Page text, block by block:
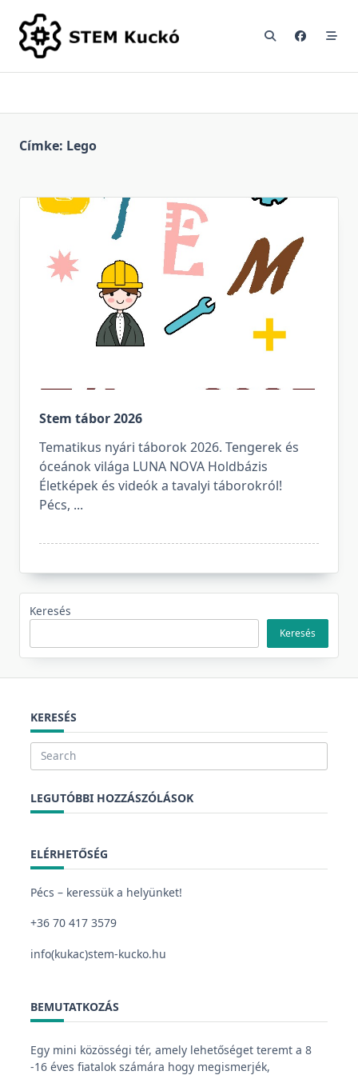
content
Címke: Lego
Stem tábor 2026
Tematikus nyári táborok 2026. Tengerek és
óceánok világa LUNA NOVA Holdbázis
Életképek és videók a tavalyi táborokról!
Pécs, ...
Keresés
Keresés
KERESÉS
Search
LEGUTÓBBI HOZZÁSZÓLÁSOK
ELÉRHETŐSÉG
Pécs – keressük a helyünket!
+36 70 417 3579
info(kukac)stem-kucko.hu
BEMUTATKOZÁS
Egy mini közösségi tér, amely lehetőséget teremt a 8
-16 éves fiatalok számára hogy megismerjék,